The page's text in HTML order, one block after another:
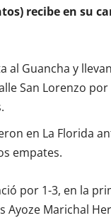
recibe en su
al Guancha y
San Lorenzo
en La Florida
empates.
por 1-3, en la
Marichal